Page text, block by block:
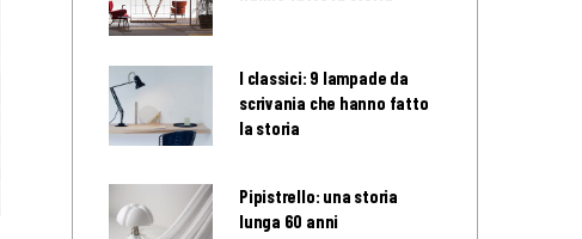
I classici: 9 lampade da
scrivania che hanno fatto
la storia
Pipistrello: una storia
lunga 60 anni